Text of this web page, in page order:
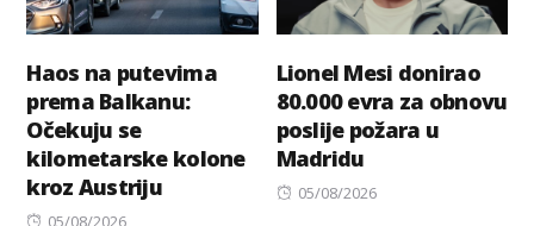
Haos na putevima
prema Balkanu:
Očekuju se
kilometarske kolone
kroz Austriju
Posted
05/08/2026
Lionel Mesi donirao
80.000 evra za obnovu
poslije požara u
Madridu
Posted
05/08/2026